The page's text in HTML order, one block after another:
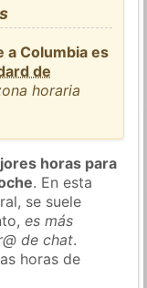
a Columbia es
de
horaria
horas para
. En esta
se suele
es más
de chat.
horas de